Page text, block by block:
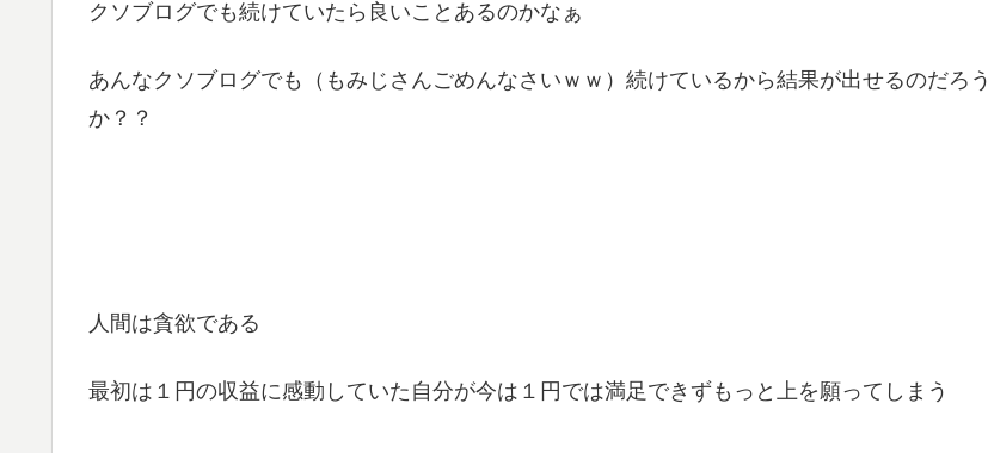
クソブログでも続けていたら良いことあるのかなぁ
あんなクソブログでも（もみじさんごめんなさいｗｗ）続けているから結果が出せるのだろう
か？？
人間は貪欲である
最初は１円の収益に感動していた自分が今は１円では満足できずもっと上を願ってしまう